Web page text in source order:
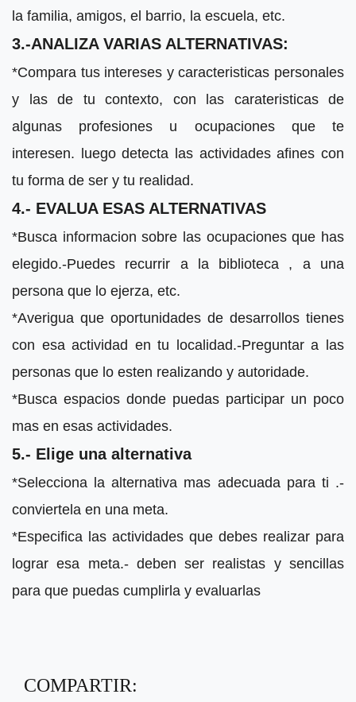
la familia, amigos, el barrio, la escuela, etc.
3.-ANALIZA VARIAS ALTERNATIVAS:
*Compara tus intereses y caracteristicas personales
y las de tu contexto, con las carateristicas de
algunas profesiones u ocupaciones que te
interesen. luego detecta las actividades afines con
tu forma de ser y tu realidad.
4.- EVALUA ESAS ALTERNATIVAS
*Busca informacion sobre las ocupaciones que has
elegido.-Puedes recurrir a la biblioteca , a una
persona que lo ejerza, etc.
*Averigua que oportunidades de desarrollos tienes
con esa actividad en tu localidad.-Preguntar a las
personas que lo esten realizando y autoridade.
*Busca espacios donde puedas participar un poco
mas en esas actividades.
5.- Elige una alternativa
*Selecciona la alternativa mas adecuada para ti .-
conviertela en una meta.
*Especifica las actividades que debes realizar para
lograr esa meta.- deben ser realistas y sencillas
para que puedas cumplirla y evaluarlas
COMPARTIR: